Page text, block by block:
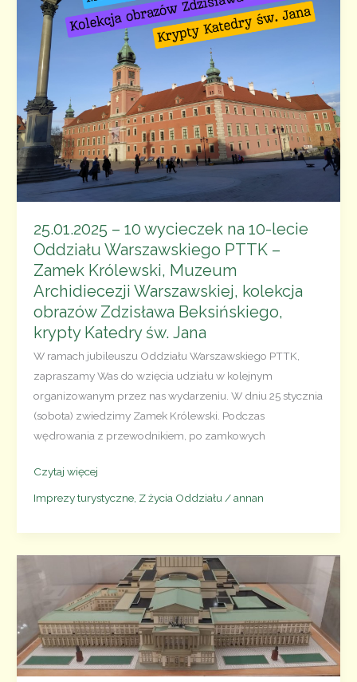
PTTK
Fabryka
Czekolady
E.Wedel
oraz Muzeum
Neonów
25.01.2025 – 10 wycieczek na 10-lecie
Oddziału Warszawskiego PTTK –
Zamek Królewski, Muzeum
Archidiecezji Warszawskiej, kolekcja
obrazów Zdzisława Beksińskiego,
krypty Katedry św. Jana
W ramach jubileuszu Oddziału Warszawskiego PTTK,
zapraszamy Was do wzięcia udziału w kolejnym
organizowanym przez nas wydarzeniu. W dniu 25 stycznia
(sobota) zwiedzimy Zamek Królewski. Podczas
wędrowania z przewodnikiem, po zamkowych
25.01.2025
wycieczek
lecie
Warszawskiego
PTTK
–
Zamek
Czytaj więcej
Imprezy turystyczne, Z życia Oddziału/annan